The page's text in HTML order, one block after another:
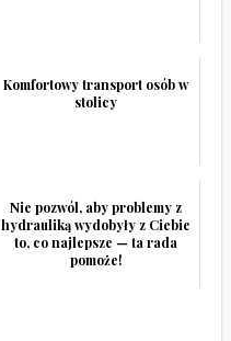
Komfortowy transport osób w
stolicy
Nie pozwól, aby problemy z
hydrauliką wydobyły z Ciebie
to, co najlepsze — ta rada
pomoże!